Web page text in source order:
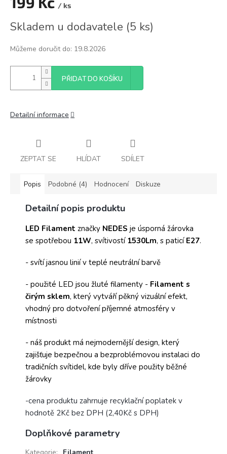
/ ks
cena:
Skladem u dodavatele (5 ks)
Můžeme doručit do: 19.8.2026
PŘIDAT DO KOŠÍKU
Detailní informace
ZEPTAT SE HLÍDAT SDÍLET
Popis Podobné (4) Hodnocení Diskuze
Detailní popis produktu
LED Filament značky NEDES je úsporná žárovka
se spotřebou 11W, svítivostí 1530Lm, s paticí E27.
- svítí jasnou linií v teplé neutrální barvě
- použité LED jsou žluté filamenty - Filament s
čirým sklem, který vytváří pěkný vizuální efekt,
vhodný pro dotvoření příjemné atmosféry v
místnosti
- náš produkt má nejmodernější design, který
zajišťuje bezpečnou a bezproblémovou instalaci do
tradičních svítidel, kde byly dříve použity běžné
žárovky
-cena produktu zahrnuje recyklační poplatek v
hodnotě 2Kč bez DPH (2,40Kč s DPH)
Doplňkové parametry
Kategorie: Filament